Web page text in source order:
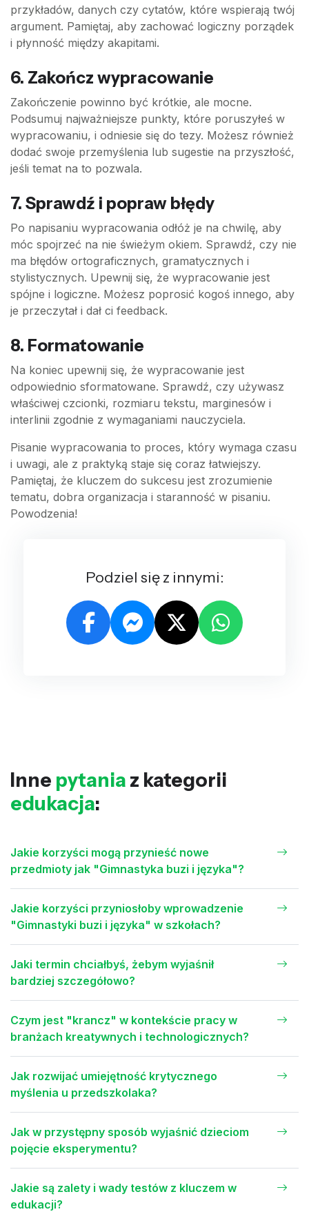
przykładów, danych czy cytatów, które wspierają twój
argument. Pamiętaj, aby zachować logiczny porządek
i płynność między akapitami.
6. Zakończ wypracowanie
Zakończenie powinno być krótkie, ale mocne.
Podsumuj najważniejsze punkty, które poruszyłeś w
wypracowaniu, i odniesie się do tezy. Możesz również
dodać swoje przemyślenia lub sugestie na przyszłość,
jeśli temat na to pozwala.
7. Sprawdź i popraw błędy
Po napisaniu wypracowania odłóż je na chwilę, aby
móc spojrzeć na nie świeżym okiem. Sprawdź, czy nie
ma błędów ortograficznych, gramatycznych i
stylistycznych. Upewnij się, że wypracowanie jest
spójne i logiczne. Możesz poprosić kogoś innego, aby
je przeczytał i dał ci feedback.
8. Formatowanie
Na koniec upewnij się, że wypracowanie jest
odpowiednio sformatowane. Sprawdź, czy używasz
właściwej czcionki, rozmiaru tekstu, marginesów i
interlinii zgodnie z wymaganiami nauczyciela.
Pisanie wypracowania to proces, który wymaga czasu
i uwagi, ale z praktyką staje się coraz łatwiejszy.
Pamiętaj, że kluczem do sukcesu jest zrozumienie
tematu, dobra organizacja i staranność w pisaniu.
Powodzenia!
Podziel się z innymi:
Inne pytania z kategorii
edukacja:
Jakie korzyści mogą przynieść nowe
przedmioty jak "Gimnastyka buzi i języka"?
Jakie korzyści przyniosłoby wprowadzenie
"Gimnastyki buzi i języka" w szkołach?
Jaki termin chciałbyś, żebym wyjaśnił
bardziej szczegółowo?
Czym jest "krancz" w kontekście pracy w
branżach kreatywnych i technologicznych?
Jak rozwijać umiejętność krytycznego
myślenia u przedszkolaka?
Jak w przystępny sposób wyjaśnić dzieciom
pojęcie eksperymentu?
Jakie są zalety i wady testów z kluczem w
edukacji?